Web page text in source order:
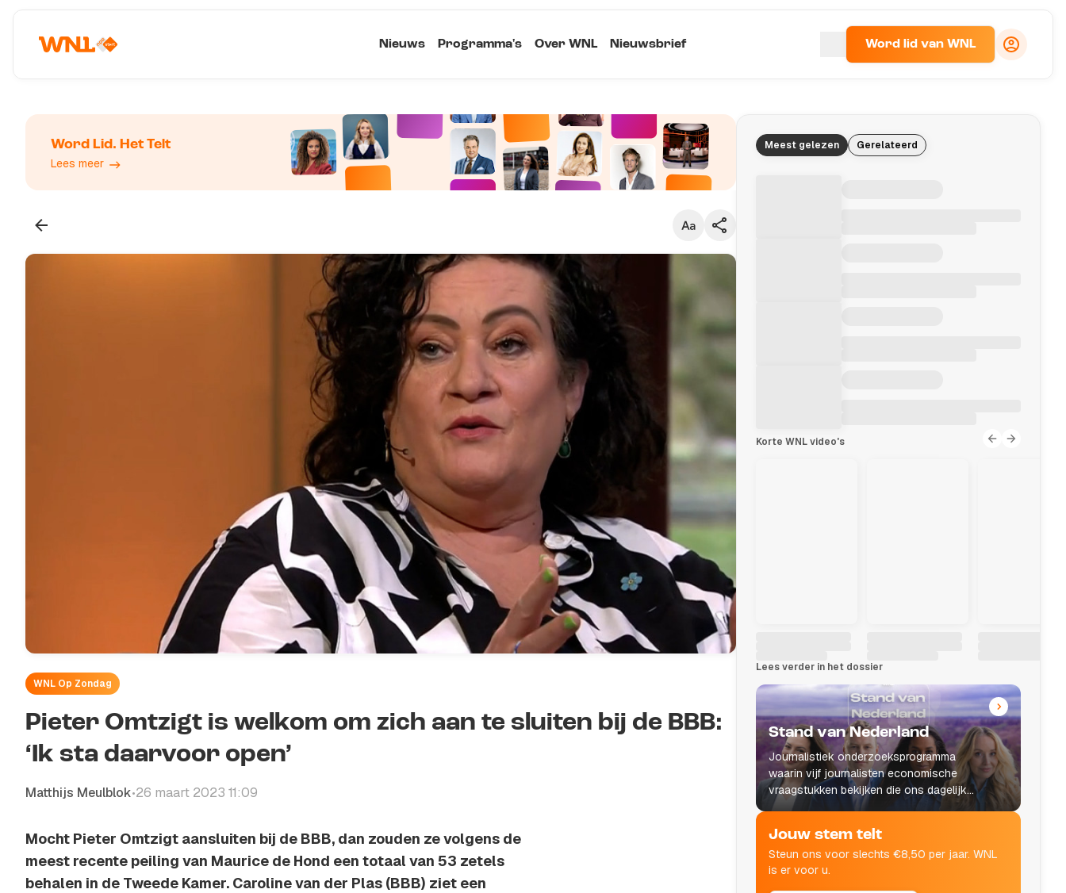
Nieuws Programma's Over WNL Nieuwsbrief Word lid van WNL
Word Lid. Het Telt
Lees meer
WNL Op Zondag
Pieter Omtzigt is welkom om zich aan te sluiten bij de BBB:
‘Ik sta daarvoor open’
Matthijs Meulblok•26 maart 2023 11:09
Mocht Pieter Omtzigt aansluiten bij de BBB, dan zouden ze volgens de
meest recente peiling van Maurice de Hond een totaal van 53 zetels
behalen in de Tweede Kamer. Caroline van der Plas (BBB) ziet een
Meest gelezen Gerelateerd
Korte WNL video's
Lees verder in het dossier
Stand van Nederland
Journalistiek onderzoeksprogramma
waarin vijf journalisten economische
vraagstukken bekijken die ons dagelijks
leven raken.
Jouw stem telt
Steun ons voor slechts €8,50 per jaar. WNL
is er voor u.